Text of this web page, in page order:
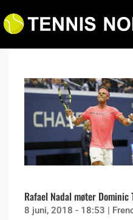
Rafael Nadal møter
8 juni, 2018 - 18:53 |